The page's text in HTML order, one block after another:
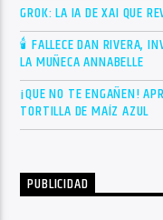
GROK: LA IA DE XAI QUE
🕯 FALLECE DAN RIVERA,
LA MUÑECA ANNABELLE
¡QUE NO TE ENGAÑEN!
TORTILLA DE MAÍZ AZUL
PUBLICIDAD